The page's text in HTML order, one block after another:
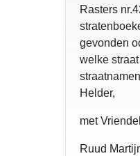
Rasters
gevonden
welke
Helder,
met
Ruud